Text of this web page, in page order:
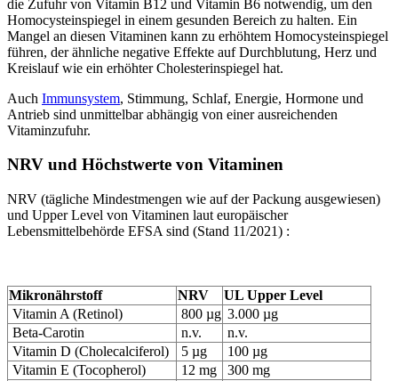
die Zufuhr von Vitamin B12 und Vitamin B6 notwendig, um den
Homocysteinspiegel in einem gesunden Bereich zu halten. Ein
Mangel an diesen Vitaminen kann zu erhöhtem Homocysteinspiegel
führen, der ähnliche negative Effekte auf Durchblutung, Herz und
Kreislauf wie ein erhöhter Cholesterinspiegel hat.
Auch Immunsystem, Stimmung, Schlaf, Energie, Hormone und
Antrieb sind unmittelbar abhängig von einer ausreichenden
Vitaminzufuhr.
NRV und Höchstwerte von Vitaminen
NRV (tägliche Mindestmengen wie auf der Packung ausgewiesen)
und Upper Level von Vitaminen laut europäischer
Lebensmittelbehörde EFSA sind (Stand 11/2021) :
Mikronährstoff NRV
UL Upper Level
Vitamin A (Retinol)
800 µg 3.000 µg
Beta-Carotin
n.v.
n.v.
Vitamin D (Cholecalciferol)
5 µg
100 µg
Vitamin E (Tocopherol)
12 mg
300 mg